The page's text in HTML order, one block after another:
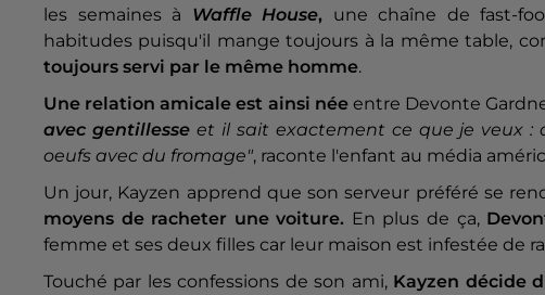
les semaines à Waffle House, une chaîne de fast-
habitudes puisqu'il mange toujours à la même table,
toujours servi par le même homme.
Une relation amicale est ainsi néeentre Devonte
avec gentillesseet il sait exactement ce que je veux :
oeufs avec du fromage", raconte l'enfant au média
Un jour, Kayzen apprend que son serveur préféré se
moyens de racheter une voiture. En plus de ça,
femme et ses deux filles car leur maison est infestée de
Touché par les confessions de son ami, Kayzen décide